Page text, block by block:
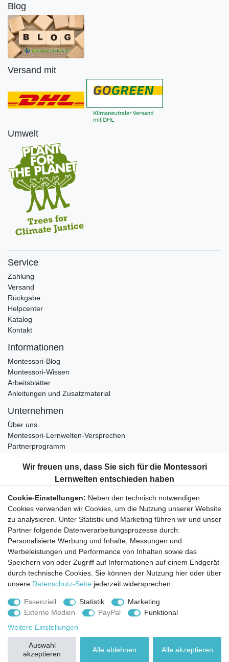
Blog
Versand mit
Umwelt
Service
Zahlung
Versand
Rückgabe
Helpcenter
Katalog
Kontakt
Informationen
Montessori-Blog
Montessori-Wissen
Arbeitsblätter
Anleitungen und Zusatzmaterial
Unternehmen
Über uns
Montessori-Lernwelten-Versprechen
Partnerprogramm
Bestellung widerrufen
Datenschutzerklärung
AGB
Impressum
Aktuelles rund um Montessori-Materialien und
Montessori-Pädagogik.
Kostenfreie wöchentliche Infos
Hiermit bestätige ich, dass ich dieDaten­schutz­erklärunggelesen habe. Sie
Abonnieren
© Copyright 2026 | Alle Rechte vorbehalten.
Cookie-Einstellungen: Neben den technisch notwendigen
Cookies verwenden wir Cookies, um die Nutzung unserer Website
zu analysieren. Unter Statistik und Marketing führen wir und unser
Partner folgende Datenverarbeitungsprozesse durch:
Personalisierte Werbung und Inhalte, Messungen und
Werbeleistungen und Performance von Inhalten sowie das
Speichern von oder Zugriff auf Informationen auf einem Endgerät
durch technische Cookies. Sie können der Nutzung hier oder über
unsere Datenschutz-Seite jederzeit widersprechen.
Essenziell Statistik
Marketing
Externe Medien
PayPal
Funktional
Weitere Einstellungen
Alle akzeptieren
Alle ablehnen
Auswahl
akzeptieren